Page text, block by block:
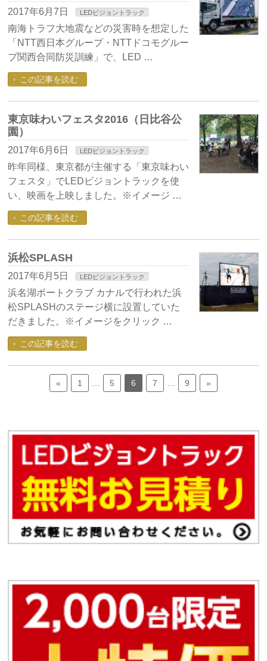
2017年6月7日 LEDビジョントラック
南海トラフ大地震などの災害時を想定した
「NTT西日本グループ・NTTドコモグルー
プ関西合同防災訓練」で、LED …
この記事を読む
東京味わいフェスタ2016（日比谷公
園）
2017年6月6日 LEDビジョントラック
昨年同様、東京都が主催する「東京味わい
フェスタ」でLEDビジョントラックを使
い、映画を上映しました。※イメージ …
この記事を読む
浜松SPLASH
2017年6月5日 LEDビジョントラック
浜名湖ボートクラブ カナルで行われた浜
松SPLASHのステージ横に設置していた
だきました。※イメージをクリック …
この記事を読む
« 1 5 6 7 9 »